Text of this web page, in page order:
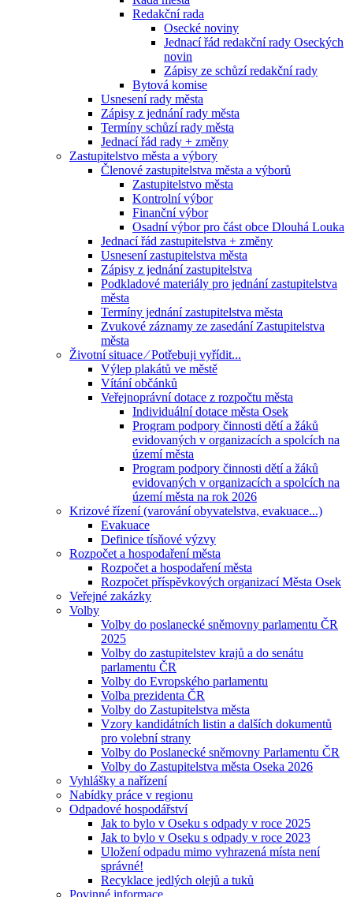
Redakční rada
Osecké noviny
Jednací řád redakční rady Oseckých
novin
Zápisy ze schůzí redakční rady
Bytová komise
Usnesení rady města
Zápisy z jednání rady města
Termíny schůzí rady města
Jednací řád rady + změny
Zastupitelstvo města a výbory
Členové zastupitelstva města a výborů
Zastupitelstvo města
Kontrolní výbor
Finanční výbor
Osadní výbor pro část obce Dlouhá Louka
Jednací řád zastupitelstva + změny
Usnesení zastupitelstva města
Zápisy z jednání zastupitelstva
Podkladové materiály pro jednání zastupitelstva
města
Termíny jednání zastupitelstva města
Zvukové záznamy ze zasedání Zastupitelstva
města
Životní situace ⁄ Potřebuji vyřídit...
Výlep plakátů ve městě
Vítání občánků
Veřejnoprávní dotace z rozpočtu města
Individuální dotace města Osek
Program podpory činnosti dětí a žáků
evidovaných v organizacích a spolcích na
území města
Program podpory činnosti dětí a žáků
evidovaných v organizacích a spolcích na
území města na rok 2026
Krizové řízení (varování obyvatelstva, evakuace...)
Evakuace
Definice tísňové výzvy
Rozpočet a hospodaření města
Rozpočet a hospodaření města
Rozpočet příspěvkových organizací Města Osek
Veřejné zakázky
Volby
Volby do poslanecké sněmovny parlamentu ČR
2025
Volby do zastupitelstev krajů a do senátu
parlamentu ČR
Volby do Evropského parlamentu
Volba prezidenta ČR
Volby do Zastupitelstva města
Vzory kandidátních listin a dalších dokumentů
pro volební strany
Volby do Poslanecké sněmovny Parlamentu ČR
Volby do Zastupitelstva města Oseka 2026
Vyhlášky a nařízení
Nabídky práce v regionu
Odpadové hospodářství
Jak to bylo v Oseku s odpady v roce 2025
Jak to bylo v Oseku s odpady v roce 2023
Uložení odpadu mimo vyhrazená místa není
správné!
Recyklace jedlých olejů a tuků
Povinné informace